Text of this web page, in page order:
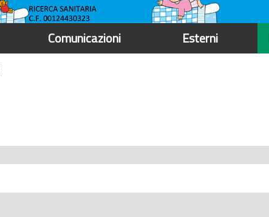
Comunicazioni Esterni